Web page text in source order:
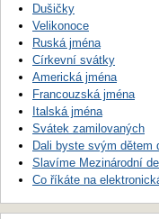
Dušičky
Velikonoce
Ruská jména
Církevní svátky
Americká jména
Francouzská jména
Italská jména
Svátek zamilovaných
Dali byste svým dětem
Slavíme Mezinárodní
Co říkáte na